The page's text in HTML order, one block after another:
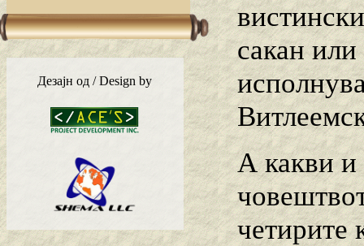
Дезајн од / Design by
сакан
А какви и
четирите